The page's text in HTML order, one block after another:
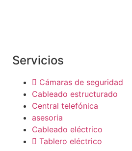
Servicios
Cámaras de seguridad
Cableado estructurado
Central telefónica
asesoria
Cableado eléctrico
Tablero eléctrico